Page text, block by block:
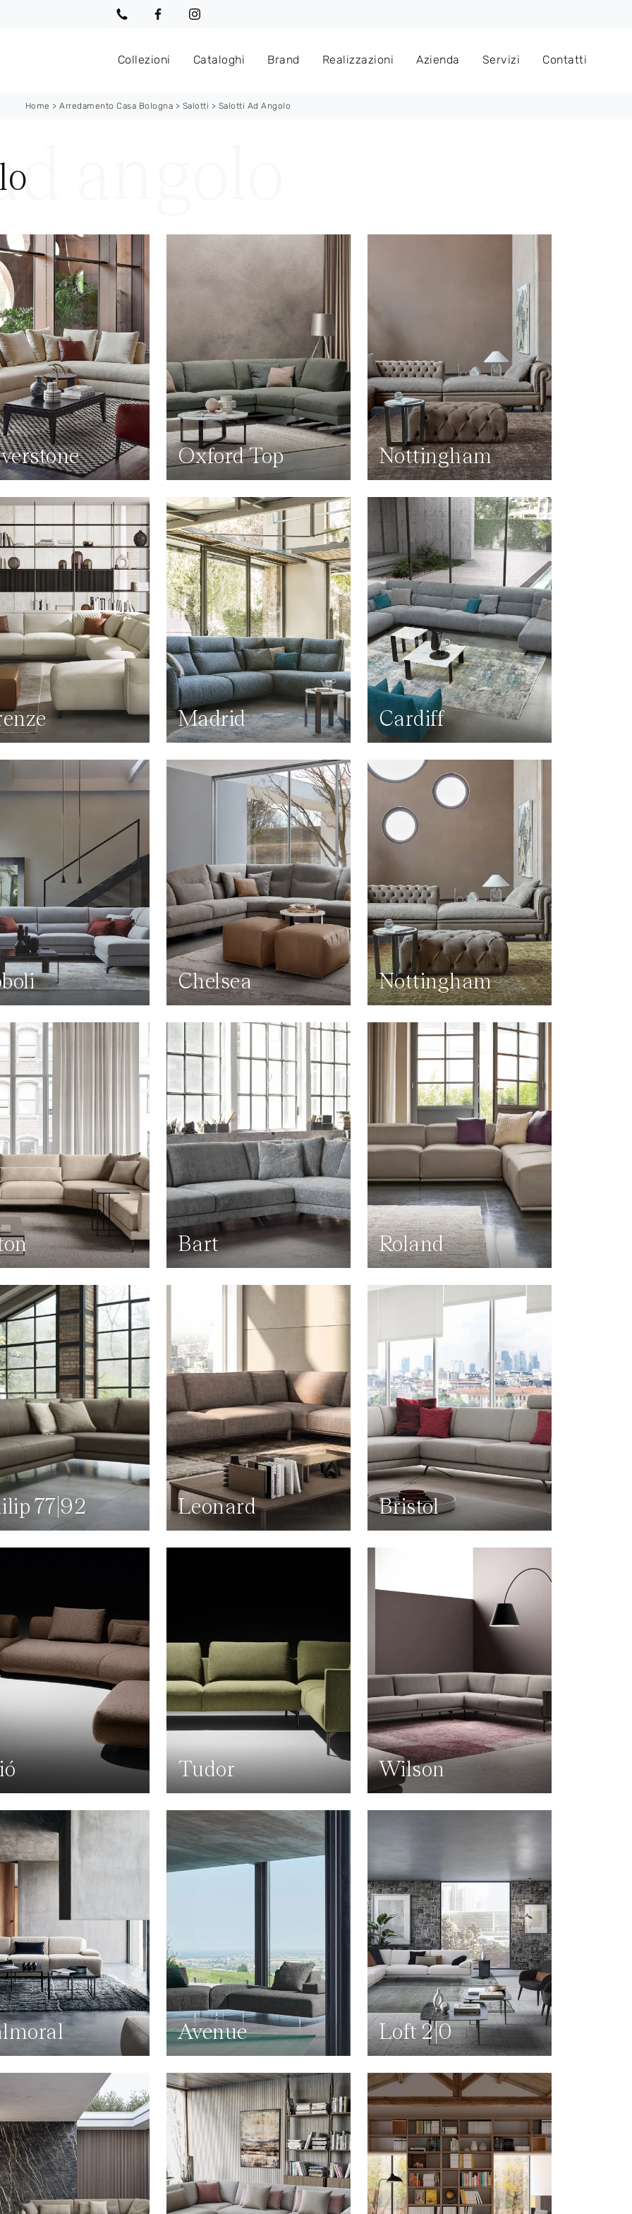
Collezioni Cataloghi Brand Realizzazioni Azienda Servizi Contatti
Home >Arredamento Casa Bologna > Salotti > Salotti Ad Angolo
Oxford Top Nottingham
Madrid Cardiff
Chelsea Nottingham
Bart Roland
77|92 Leonard Bristol
Tudor Wilson
Avenue Loft 2|0